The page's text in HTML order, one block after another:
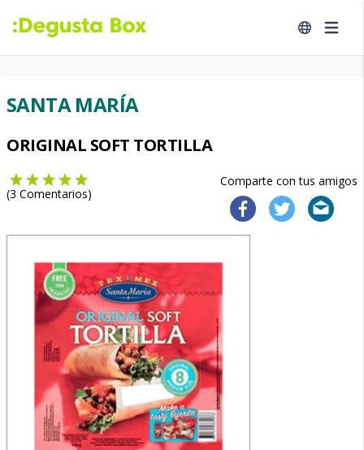
SANTA MARÍA
ORIGINAL SOFT TORTILLA
Comparte con tus amigos
(3 Comentarios)